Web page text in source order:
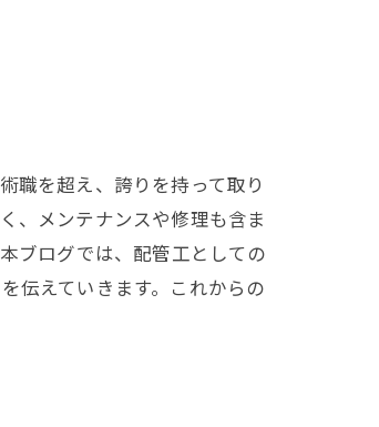
職を超え、誇りを持って取り
、メンテナンスや修理も含ま
ブログでは、配管工としての
伝えていきます。これからの